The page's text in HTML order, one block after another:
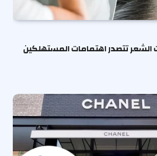
الشعر تتصدر اهتمامات المستهلكين